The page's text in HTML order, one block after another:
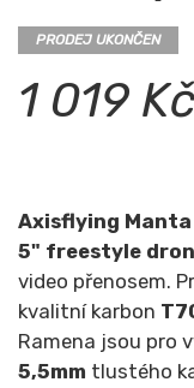
PRODEJ UKONČEN
1 019 Kč
Axisflying Manta
5" freestyle
video přenosem.
kvalitní karbon
Ramena jsou pro
5,5mm tlustého